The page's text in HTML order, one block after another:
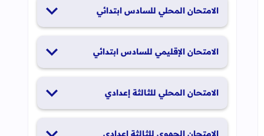
الامتحان المحلي للسادس ابتدائي
الامتحان الإقليمي للسادس ابتدائي
الامتحان المحلي للثالثة إعدادي
الامتحان الجهوي للثالثة إعدادي